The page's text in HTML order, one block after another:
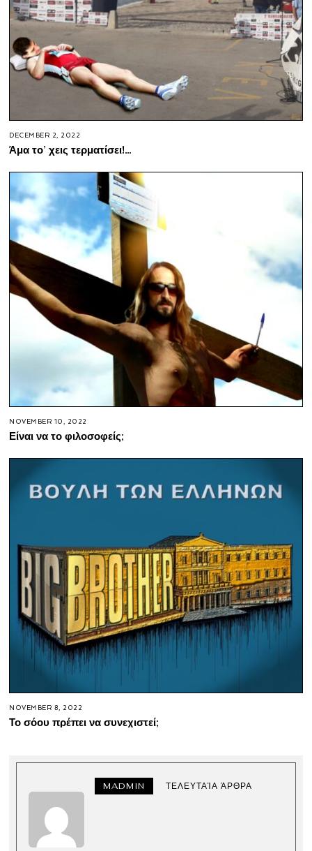
DECEMBER 2, 2022
Άμα το’ χεις τερματίσει!…
NOVEMBER 10, 2022
Είναι να το φιλοσοφείς;
NOVEMBER 8, 2022
Το σόου πρέπει να συνεχιστεί;
MADMIN ΤΕΛΕΥΤΑΊΑ ΆΡΘΡΑ